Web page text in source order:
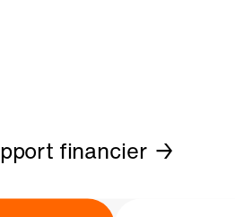
financier